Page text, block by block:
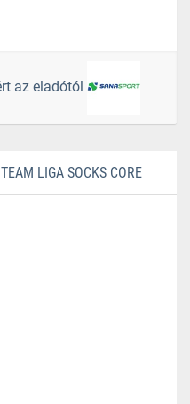
az eladótól
LIGA SOCKS CORE